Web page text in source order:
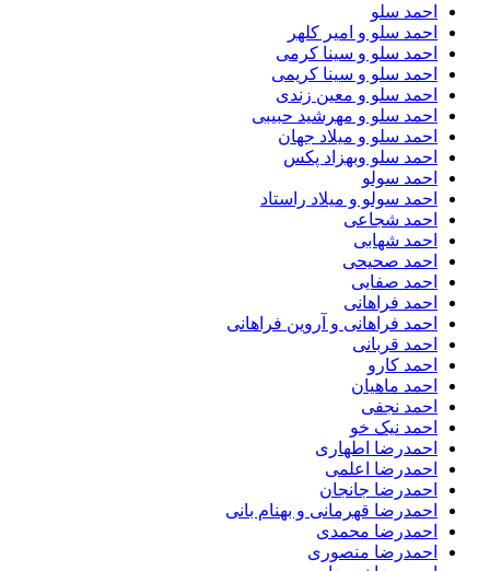
احمد سلو
احمد سلو و امیر کلهر
احمد سلو و سینا کرمی
احمد سلو و سینا کریمی
احمد سلو و معین زندی
احمد سلو و مهرشید حبیبی
احمد سلو و میلاد جهان
احمد سلو وبهزاد پکس
احمد سولو
احمد سولو و میلاد راستاد
احمد شجاعی
احمد شهابی
احمد صحیحی
احمد صفایی
احمد فراهانی
احمد فراهانی و آروین فراهانی
احمد قربانی
احمد کارو
احمد ماهیان
احمد نجفی
احمد نیک خو
احمدرضا اطهاری
احمدرضا اعلمی
احمدرضا جانجان
احمدرضا قهرمانی و بهنام بانی
احمدرضا محمدی
احمدرضا منصوری